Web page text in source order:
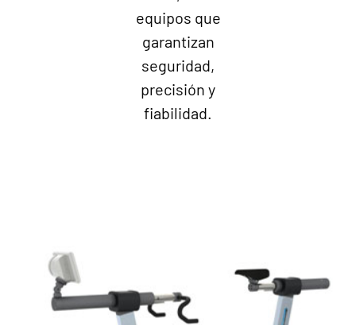
equipos que
garantizan
seguridad,
precisión y
fiabilidad.